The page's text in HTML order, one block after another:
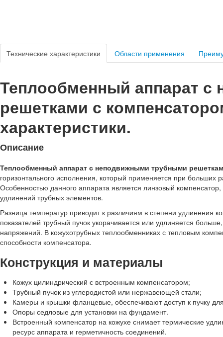
Технические характеристики Области применения
Теплообменный аппарат
решетками с
характеристики.
Описание
Теплообменный аппарат с неподвижными трубными
горизонтального исполнения, который применяется при
Особенностью данного аппарата является линзовый
удлинений трубных элементов.
Разница температур приводит к различиям в степени удлинения
показателей трубный пучок укорачивается или удлиняется
напряжений. В кожухотрубных теплообменниках с тепловым
способности компенсатора.
Конструкция и материалы
Кожух цилиндрический с встроенным компенсатором;
Трубный пучок из углеродистой или нержавеющей стали;
Камеры и крышки фланцевые, обеспечивают доступ к пучку
Опоры седловые для установки на фундамент.
Встроенный компенсатор на кожухе снимает термические
ресурс аппарата и герметичность соединений.